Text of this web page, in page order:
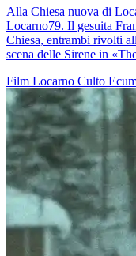
Alla Chiesa nuova di
Locarno79. Il gesuita
Chiesa, entrambi rivolti
scena delle Sirene in
Film Locarno Culto